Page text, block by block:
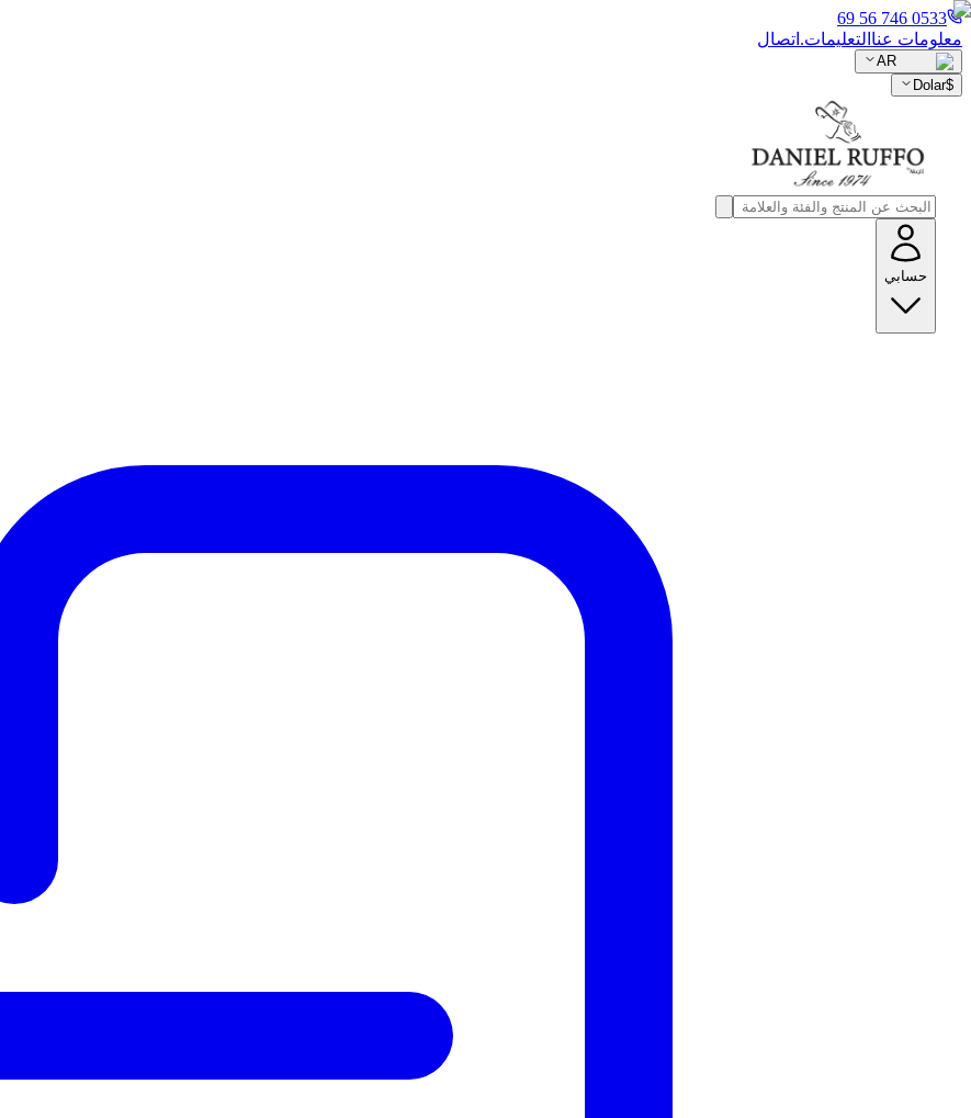
0533 746 56 69
معلومات عنا التعليمات. اتصال
AR
$
Dolar
حسابي